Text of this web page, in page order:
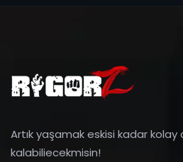
Artık yaşamak eskisi kadar
kalabiliecekmisin!